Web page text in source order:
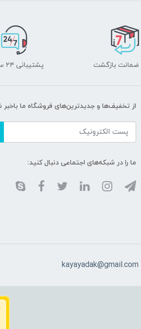
پشتیبانی ۲۴ ساعته
از تخفیف‌ها و جدیدترین‌های فروشگاه ما باخبر
ما را در شبکه‌های اجتماعی دنبال کنید:
kayayadak@gmail.com